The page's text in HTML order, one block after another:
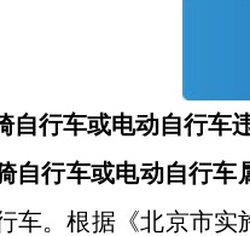
自行车或电动自行车
自行车或电动自行车
车。根据《北京市